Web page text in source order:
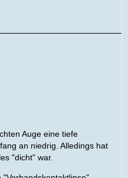
Auge eine tiefe
an niedrig. Alledings hat
"dicht" war.